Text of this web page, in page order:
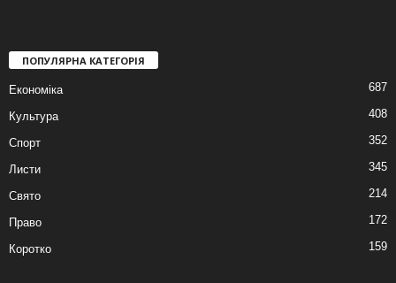
ПОПУЛЯРНА КАТЕГОРІЯ
Економіка 687
Культура 408
Спорт 352
Листи 345
Свято 214
Право 172
Коротко 159